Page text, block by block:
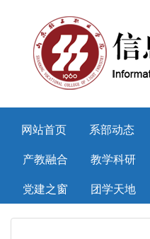
网站首页 系部动态
产教融合
教学科研
党建之窗
团学天地